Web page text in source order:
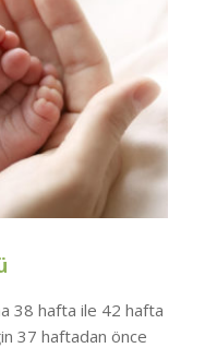
38 hafta ile 42 hafta
37 haftadan önce